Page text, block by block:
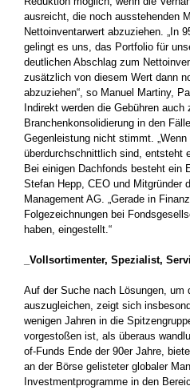
ausreicht, die noch ausstehenden
Nettoinventarwert abzuziehen. „In
gelingt es uns, das Portfolio für
deutlichen Abschlag zum
zusätzlich von diesem Wert dann
abzuziehen“, so Manuel Martiny,
Indirekt werden die Gebühren auch
Branchenkonsolidierung in den
Gegenleistung nicht stimmt. „Wenn
überdurchschnittlich sind, entsteht
Bei einigen Dachfonds besteht ein
Stefan Hepp, CEO und Mitgründer
Management AG. „Gerade in
Folgezeichnungen bei
haben, eingestellt.“
_Vollsortimenter, Spezialist,
Auf der Suche nach Lösungen, um
auszugleichen, zeigt sich
wenigen Jahren in die
vorgestoßen ist, als überaus
of-Funds Ende der 90er Jahre,
an der Börse gelisteter globaler
Investmentprogramme in den